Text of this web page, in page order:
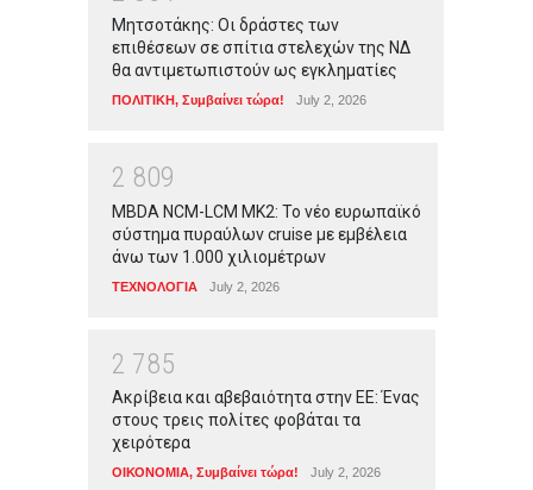
Μητσοτάκης: Οι δράστες των
επιθέσεων σε σπίτια στελεχών της ΝΔ
θα αντιμετωπιστούν ως εγκληματίες
ΠΟΛΙΤΙΚΗ, Συμβαίνει τώρα! July 2, 2026
2 809
MBDA NCM-LCM MK2: Το νέο ευρωπαϊκό
σύστημα πυραύλων cruise με εμβέλεια
άνω των 1.000 χιλιομέτρων
ΤΕΧΝΟΛΟΓΙΑ July 2, 2026
2 785
Ακρίβεια και αβεβαιότητα στην ΕΕ: Ένας
στους τρεις πολίτες φοβάται τα
χειρότερα
ΟΙΚΟΝΟΜΙΑ, Συμβαίνει τώρα! July 2, 2026